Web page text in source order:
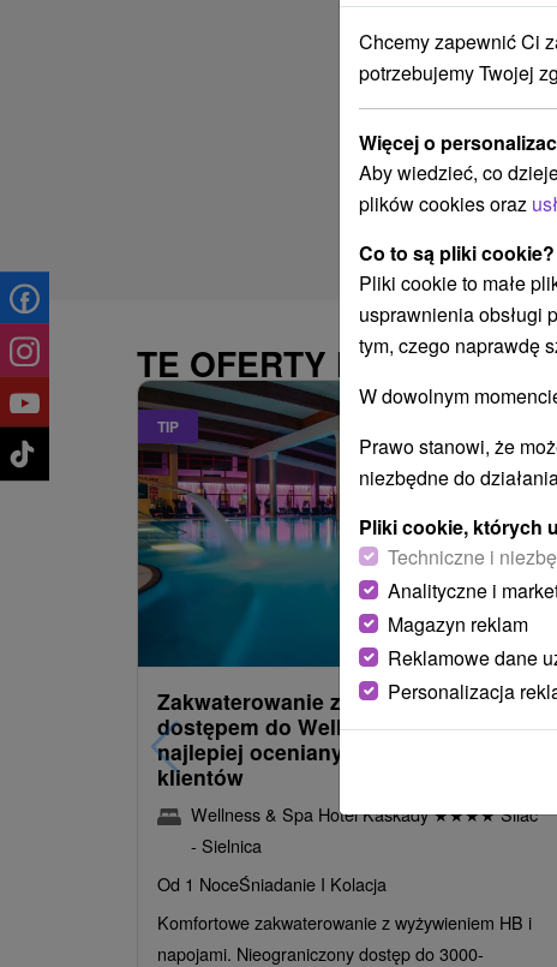
TE OFERTY MOGĄ
TIP
od485,30zł
/noc/osoba
Zakwaterowanie z obiadokolacją i
dostępem do Wellness i Spa: Jeden z
najlepiej ocenianych hoteli przez
klientów
Wellness & Spa Hotel Kaskady★★★★Sliač
- Sielnica
Od 1 NoceŚniadanie I Kolacja
Komfortowe zakwaterowanie z wyżywieniem HB i
napojami. Nieograniczony dostęp do 3000-
Chcemy zapewnić Ci
potrzebujemy Twojej
Więcej o
Aby wiedzieć, co
plików cookies oraz
Co to są pliki cookie?
Pliki cookie to małe
usprawnienia obsługi
tym, czego naprawdę
W dowolnym
Prawo stanowi, że
niezbędne do
Pliki cookie, których
Techniczne i
Analityczne i
Magazyn reklam
Reklamowe dane
Personalizacja